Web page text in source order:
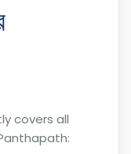
covers all